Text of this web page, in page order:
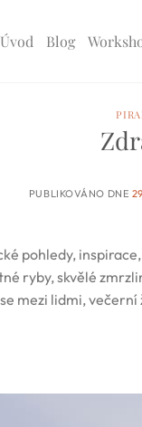
Úvod Blog
PUBLIKOVÁNO DNE
pohledy,
ryby, skvělé
mezi lidmi,